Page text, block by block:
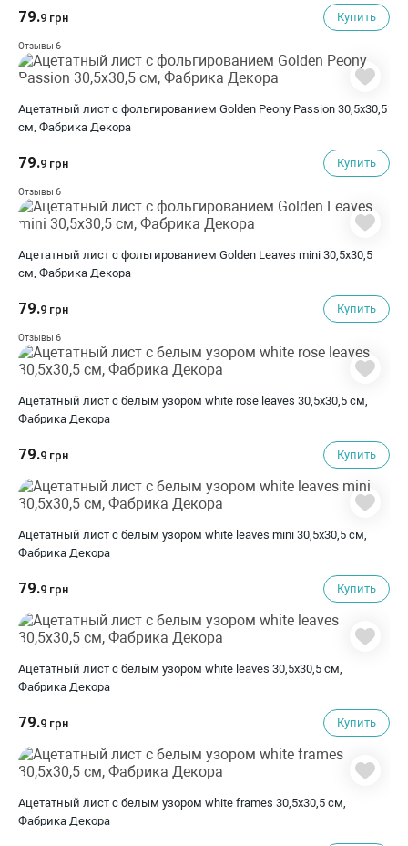
79.9 грн Купить
Отзывы 6
Ацетатный лист с фольгированием Golden Peony Passion 30,5х30,5
см, Фабрика Декора
79.9 грн Купить
Отзывы 6
Ацетатный лист с фольгированием Golden Leaves mini 30,5х30,5
см, Фабрика Декора
79.9 грн Купить
Отзывы 6
Ацетатный лист с белым узором white rose leaves 30,5х30,5 см,
Фабрика Декора
79.9 грн Купить
Ацетатный лист с белым узором white leaves mini 30,5х30,5 см,
Фабрика Декора
79.9 грн Купить
Ацетатный лист с белым узором white leaves 30,5х30,5 см,
Фабрика Декора
79.9 грн Купить
Ацетатный лист с белым узором white frames 30,5х30,5 см,
Фабрика Декора